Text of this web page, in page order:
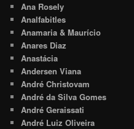
Ana Rosely
Analfabitles
Anamaria & Maurício
Anares Diaz
Anastácia
Andersen Viana
André Christovam
André da Silva Gomes
André Geraissati
André Luiz Oliveira